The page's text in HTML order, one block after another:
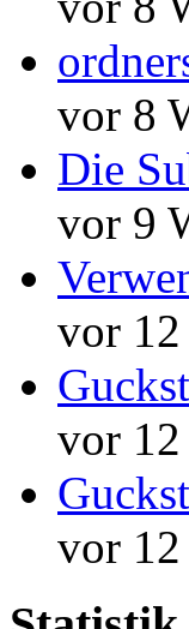
vor 8
Die
vor 9
vor 12
vor 12
vor 12